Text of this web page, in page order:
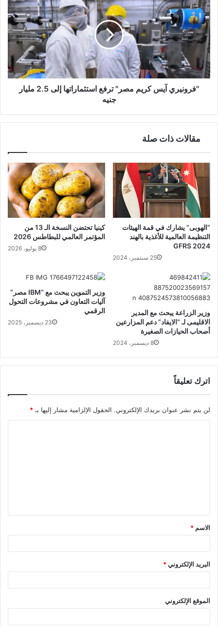
"فرونيري آيس كريم مصر" ترفع استثماراتها إلى 2.5 مليار
جنيه
مقالات ذات صلة
كينيا تحتضن النسخة الـ 13 من
المؤتمر العالمي للبطاطس 2026
8 يوليو، 2026
“الهوبى” يشارك في قمة الهيئات
التنظيمة العالمية للأغذية بالهند
GFRS 2024
25 سبتمبر، 2024
وزير التموين يبحث مع “IBM مصر”
آليات التعاون في مشروعات التحول
الرقمي
23 ديسمبر، 2025
وزير الزراعة يبحث مع المدير
الاقليمى لـ “الايفاد” دعم المزارعين
أصحاب الحيازات الصغيرة
8 ديسمبر، 2024
اترك تعليقاً
لن يتم نشر عنوان بريدك الإلكتروني. الحقول الإلزامية مشار إليها بـ *
ق
*
الاسم *
البريد الإلكتروني*
الموقع الإلكتروني